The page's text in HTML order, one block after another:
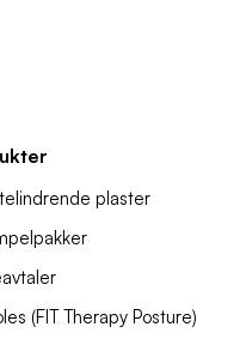
plaster
(FIT Therapy Posture)